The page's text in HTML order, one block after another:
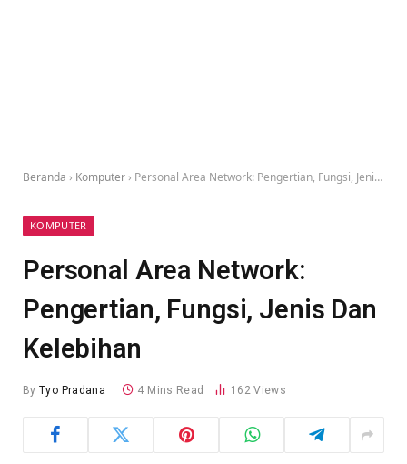
Beranda › Komputer › Personal Area Network: Pengertian, Fungsi, Jenis Dan Kelebihan
KOMPUTER
Personal Area Network:
Pengertian, Fungsi, Jenis Dan
Kelebihan
By Tyo Pradana 4 Mins Read 162Views